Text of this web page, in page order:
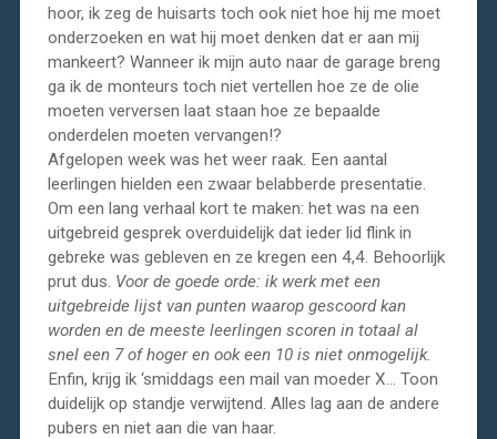
hoor, ik zeg de huisarts toch ook niet hoe hij me moet
onderzoeken en wat hij moet denken dat er aan mij
mankeert? Wanneer ik mijn auto naar de garage breng
ga ik de monteurs toch niet vertellen hoe ze de olie
moeten verversen laat staan hoe ze bepaalde
onderdelen moeten vervangen!?
Afgelopen week was het weer raak. Een aantal
leerlingen hielden een zwaar belabberde presentatie.
Om een lang verhaal kort te maken: het was na een
uitgebreid gesprek overduidelijk dat ieder lid flink in
gebreke was gebleven en ze kregen een 4,4. Behoorlijk
prut dus. Voor de goede orde: ik werk met een
uitgebreide lijst van punten waarop gescoord kan
worden en de meeste leerlingen scoren in totaal al
snel een 7 of hoger en ook een 10 is niet onmogelijk.
Enfin, krijg ik ‘smiddags een mail van moeder X… Toon
duidelijk op standje verwijtend. Alles lag aan de andere
pubers en niet aan die van haar.